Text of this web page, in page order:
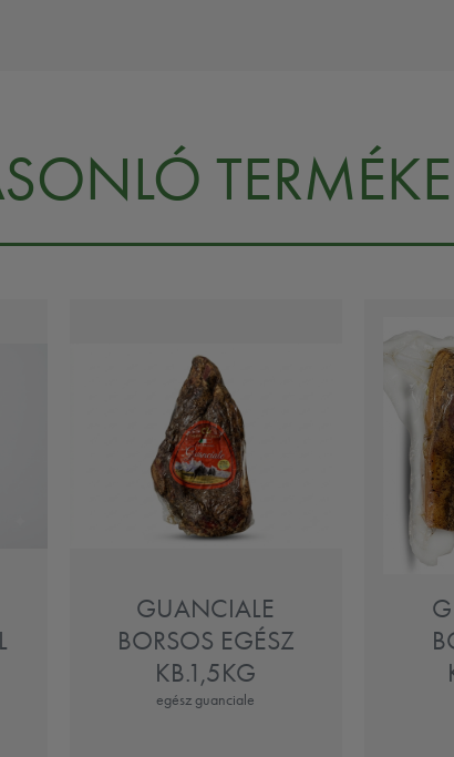
GUANCIALE
BORSOS EGÉSZ
KB.1,5KG
egész guanciale